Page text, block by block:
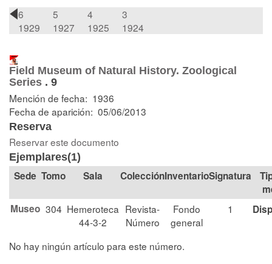
6
1929
5
1927
4
1925
3
1924
Field Museum of Natural History. Zoological
Series . 9
Mención de fecha: 1936
Fecha de aparición: 05/06/2013
Reserva
Reservar este documento
Ejemplares(1)
Tomo Sala Colección Signatura
Museo 304 Hemeroteca
44-3-2
Revista-
Número
Fondo
general
1
No hay ningún artículo para este número.